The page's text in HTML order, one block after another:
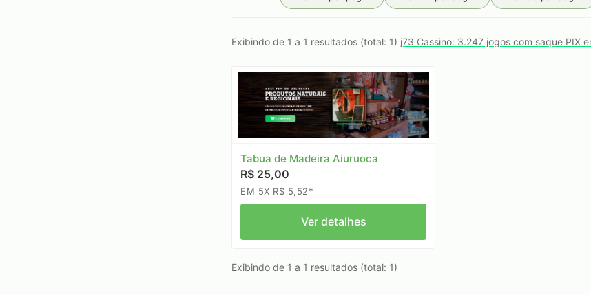
Exibindo de 1 a 1 resultados (total: 1) j73 Cassino: 3.247 jogos com saque PIX
Tabua de Madeira Aiuruoca
R$ 25,00
EM 5X R$ 5,52*
Ver detalhes
Exibindo de 1 a 1 resultados (total: 1)